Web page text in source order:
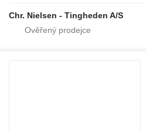
Chr. Nielsen - Tingheden A/S